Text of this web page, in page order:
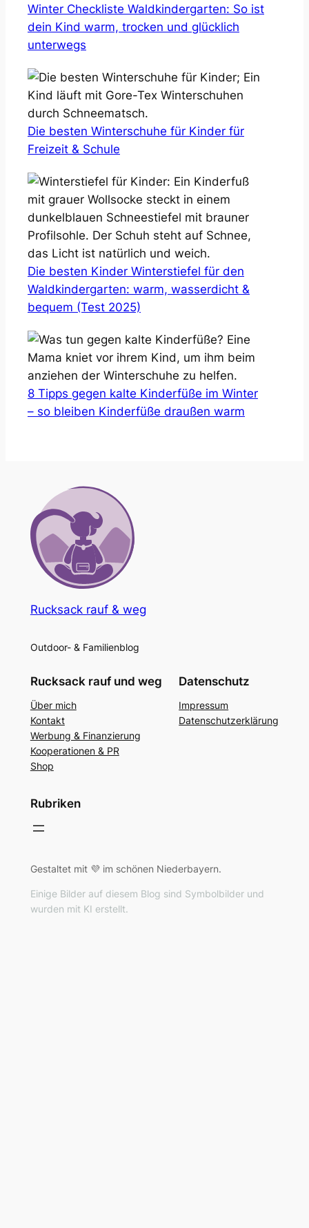
Winter Checkliste Waldkindergarten: So ist
dein Kind warm, trocken und glücklich
unterwegs
Die besten Winterschuhe für Kinder für
Freizeit & Schule
Die besten Kinder Winterstiefel für den
Waldkindergarten: warm, wasserdicht &
bequem (Test 2025)
8 Tipps gegen kalte Kinderfüße im Winter
– so bleiben Kinderfüße draußen warm
Rucksack rauf & weg
Outdoor- & Familienblog
Rucksack rauf und weg
Über mich
Kontakt
Werbung & Finanzierung
Kooperationen & PR
Shop
Datenschutz
Impressum
Datenschutzerklärung
Rubriken
Gestaltet mit 💜 im schönen Niederbayern.
Einige Bilder auf diesem Blog sind Symbolbilder und
wurden mit KI erstellt.